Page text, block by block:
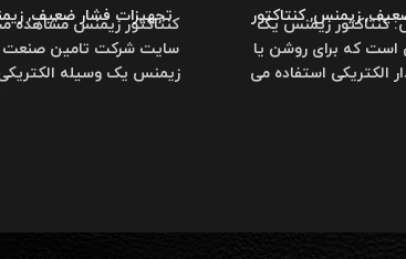
,زیمنس,کنتاکتور
کنتاکتور زیمنس یک
است که برای روشن یا
الکتریکی استفاده می
تجهیزات فشار ضعیف,
کنتاکتور زیمنس مشاهده
سایت شرکت تامین صنعت
زیمنس یک وسیله
روشن یا خاموش